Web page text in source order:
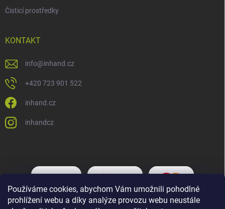
Používáme cookies, abychom Vám umožnili pohodlné
prohlížení webu a díky analýze provozu webu neustále
Čisticí prostředky
KONTAKT
info@inhand.cz
+420 723 901 522
inhand.cz
inhandcz